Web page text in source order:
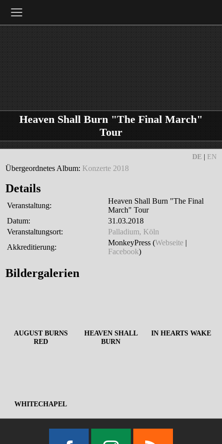
Heaven Shall Burn "The Final March"
Tour
DE| EN
≡
Übergeordnetes Album: Konzerte 2018
Details
Veranstaltung:
Heaven Shall Burn "The Final
March" Tour
Datum:
31.03.2018
Veranstaltungsort:
Palladium, Köln
Akkreditierung:
MonkeyPress (Webseite |
Facebook)
Bildergalerien
AUGUST BURNS
RED
HEAVEN SHALL
BURN
IN HEARTS WAKE
WHITECHAPEL